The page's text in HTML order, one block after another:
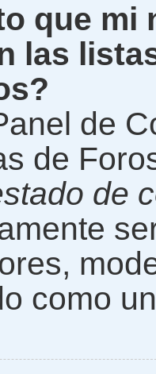
que mi
las
de
de
de
como